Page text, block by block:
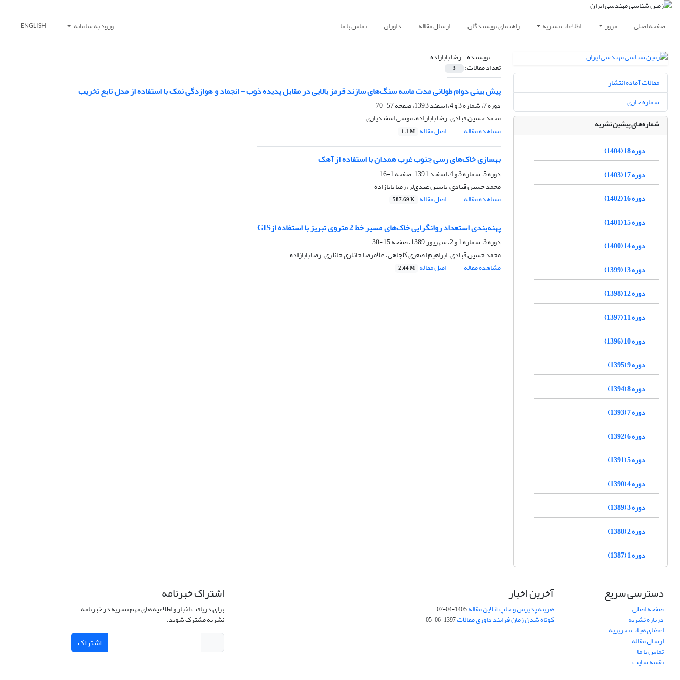
صفحه اصلی مرور اطلاعات نشریه راهنمای نویسندگان ارسال مقاله داوران تماس با ما ورود به سامانه ENGLISH
نویسنده =رضا بابازاده
تعداد مقالات: 3
پیش بینی دوام طولانی مدت ماسه سنگ‌های سازند قرمز بالایی در مقابل پدیده ذوب - انجماد و هوازدگی نمک با استفاده از مدل تابع تخریب
دوره 7، شماره 3 و 4، اسفند 1393، صفحه
57-70
محمد حسین قبادی، رضا بابازاده، موسی اسفندیاری
مشاهده مقاله
اصل مقاله 1.1 M
بهسازی خاک‌های رسی جنوب غرب همدان با استفاده از آهک
دوره 5، شماره 3 و 4، اسفند 1391، صفحه
1-16
محمد حسین قبادی، یاسین عبدی‌لر، رضا بابازاده
مشاهده مقاله
اصل مقاله 587.69 K
پهنه‌بندی استعداد روانگرایی خاک‌های مسیر خط 2 متروی تبریز با استفاده ازGIS
دوره 3، شماره 1 و 2، شهریور 1389، صفحه
15-30
محمد حسین قبادی، ابراهیم اصغری کلجاهی، غلامرضا خانلری خانلری، رضا بابازاده
مشاهده مقاله
اصل مقاله 2.44 M
مقالات آماده انتشار
شماره جاری
شماره‌های پیشین نشریه
دوره 18 (1404)
دوره 17 (1403)
دوره 16 (1402)
دوره 15 (1401)
دوره 14 (1400)
دوره 13 (1399)
دوره 12 (1398)
دوره 11 (1397)
دوره 10 (1396)
دوره 9 (1395)
دوره 8 (1394)
دوره 7 (1393)
دوره 6 (1392)
دوره 5 (1391)
دوره 4 (1390)
دوره 3 (1389)
دوره 2 (1388)
دوره 1 (1387)
دسترسی سریع
صفحه اصلی
درباره نشریه
اعضای هیات تحریریه
ارسال مقاله
تماس با ما
نقشه سایت
آخرین اخبار
هزینه پذیرش و چاپ آنلاین مقاله1405-04-07
کوتاه شدن زمان فرایند داوری مقالات1397-06-05
اشتراک خبرنامه
برای دریافت اخبار و اطلاعیه های مهم نشریه در خبرنامه
نشریه مشترک شوید.
اشتراک